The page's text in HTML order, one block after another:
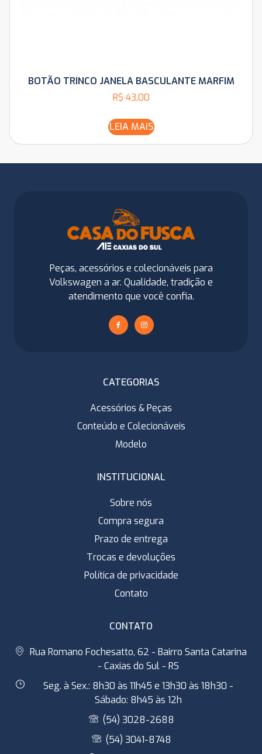
BOTÃO TRINCO JANELA BASCULANTE MARFIM
R$ 43,00
LEIA MAIS
Peças, acessórios e colecionáveis para
Volkswagen a ar. Qualidade, tradição e
atendimento que você confia.
CATEGORIAS
Acessórios & Peças
Conteúdo e Colecionáveis
Modelo
INSTITUCIONAL
Sobre nós
Compra segura
Prazo de entrega
Trocas e devoluções
Política de privacidade
Contato
CONTATO
Rua Romano Fochesatto, 62 - Bairro Santa Catarina
- Caxias do Sul - RS
Seg. à Sex.: 8h30 às 11h45 e 13h30 às 18h30 -
Sábado: 8h45 às 12h
(54) 3028-2688
(54) 3041-8748